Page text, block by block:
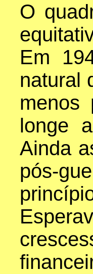
O
Em
natural
menos
longe
Ainda
pós-